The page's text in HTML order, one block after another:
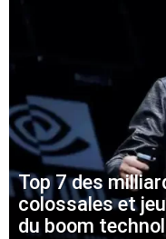
Top 7 des
colossales et
du boom